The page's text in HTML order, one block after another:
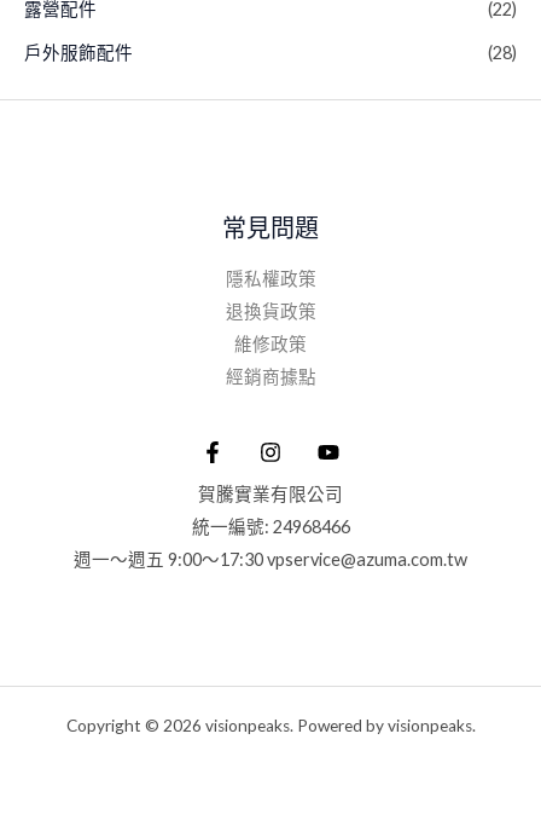
露營配件 (22)
戶外服飾配件 (28)
常見問題
隱私權政策
退換貨政策
維修政策
經銷商據點
賀騰實業有限公司
統一編號: 24968466
週一～週五 9:00～17:30 vpservice@azuma.com.tw
Copyright © 2026 visionpeaks. Powered by visionpeaks.